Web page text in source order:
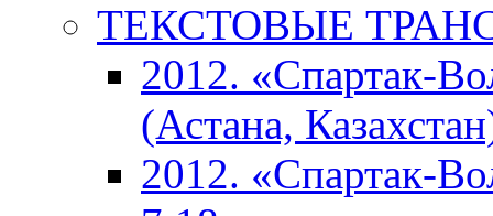
ТЕКСТОВЫЕ
2012. «Спартак-
(Астана,
2012. «Спартак-